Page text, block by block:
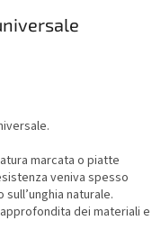
marcata o piatte
veniva spesso
naturale.
dei materiali e